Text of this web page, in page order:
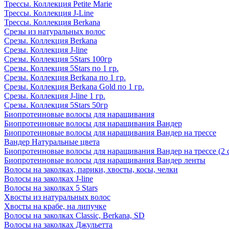
Трессы. Коллекция Petite Marie
Трессы. Коллекция J-Line
Трессы. Коллекция Berkana
Срезы из натуральных волос
Срезы. Коллекция Berkana
Срезы. Коллекция J-line
Срезы. Коллекция 5Stars 100гр
Срезы. Коллекция 5Stars по 1 гр.
Срезы. Коллекция Berkana по 1 гр.
Срезы. Коллекция Berkana Gold по 1 гр.
Срезы. Коллекция J-line 1 гр.
Срезы. Коллекция 5Stars 50гр
Биопротеиновые волосы для наращивания
Биопротеиновые волосы для наращивания Вандер
Биопротеиновые волосы для наращивания Вандер на трессе
Вандер Натуральные цвета
Биопротеиновые волосы для наращивания Вандер на трессе (2
Биопротеиновые волосы для наращивания Вандер ленты
Волосы на заколках, парики, хвосты, косы, челки
Волосы на заколках J-line
Волосы на заколках 5 Stars
Хвосты из натуральных волос
Хвосты на крабе, на липучке
Волосы на заколках Classic, Berkana, SD
Волосы на заколках Джульетта